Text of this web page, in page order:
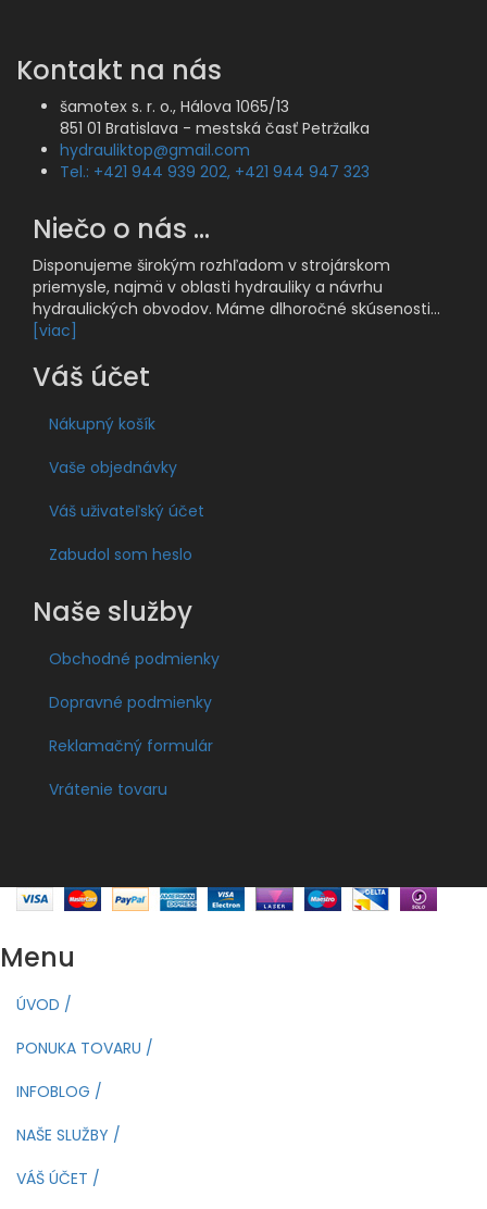
Kontakt na nás
šamotex s. r. o., Hálova 1065/13
851 01 Bratislava - mestská časť Petržalka
hydrauliktop@gmail.com
Tel.: +421 944 939 202, +421 944 947 323
Niečo o nás ...
Disponujeme širokým rozhľadom v strojárskom
priemysle, najmä v oblasti hydrauliky a návrhu
hydraulických obvodov. Máme dlhoročné skúsenosti...
[viac]
Váš účet
Nákupný košík
Vaše objednávky
Váš uživateľský účet
Zabudol som heslo
Naše služby
Obchodné podmienky
Dopravné podmienky
Reklamačný formulár
Vrátenie tovaru
Menu
ÚVOD /
PONUKA TOVARU /
INFOBLOG /
NAŠE SLUŽBY /
VÁŠ ÚČET /